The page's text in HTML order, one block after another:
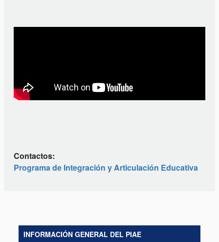
Contactos:
Programa de Integración y Articulación Educativa
INFORMACIÓN GENERAL DEL PIAE